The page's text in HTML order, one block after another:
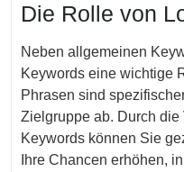
Die Rolle von
Neben allgemeinen
Keywords eine wichtige
Phrasen sind
Zielgruppe ab. Durch
Keywords können Sie
Ihre Chancen erhöhen,